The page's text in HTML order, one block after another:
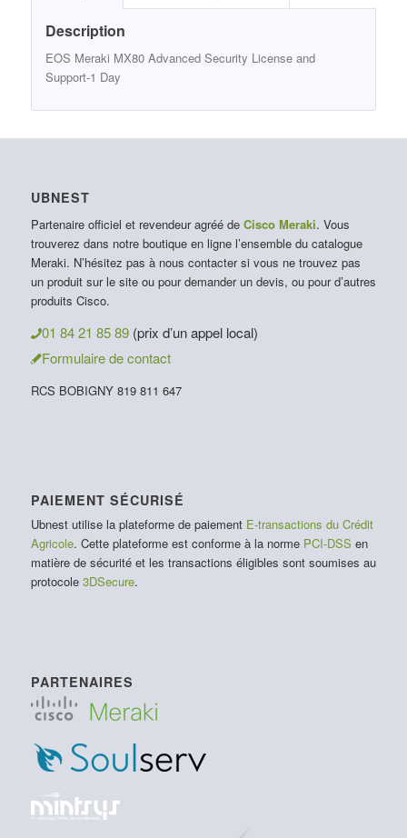
Description
EOS Meraki MX80 Advanced Security License and
Support-1 Day
UBNEST
Partenaire officiel et revendeur agréé de Cisco Meraki. Vous
trouverez dans notre boutique en ligne l’ensemble du catalogue
Meraki. N’hésitez pas à nous contacter si vous ne trouvez pas
un produit sur le site ou pour demander un devis, ou pour d’autres
produits Cisco.
01 84 21 85 89 (prix d’un appel local)
Formulaire de contact
RCS BOBIGNY 819 811 647
PAIEMENT SÉCURISÉ
Ubnest utilise la plateforme de paiement E-transactions du Crédit
Agricole. Cette plateforme est conforme à la norme PCI-DSS en
matière de sécurité et les transactions éligibles sont soumises au
protocole 3DSecure.
PARTENAIRES